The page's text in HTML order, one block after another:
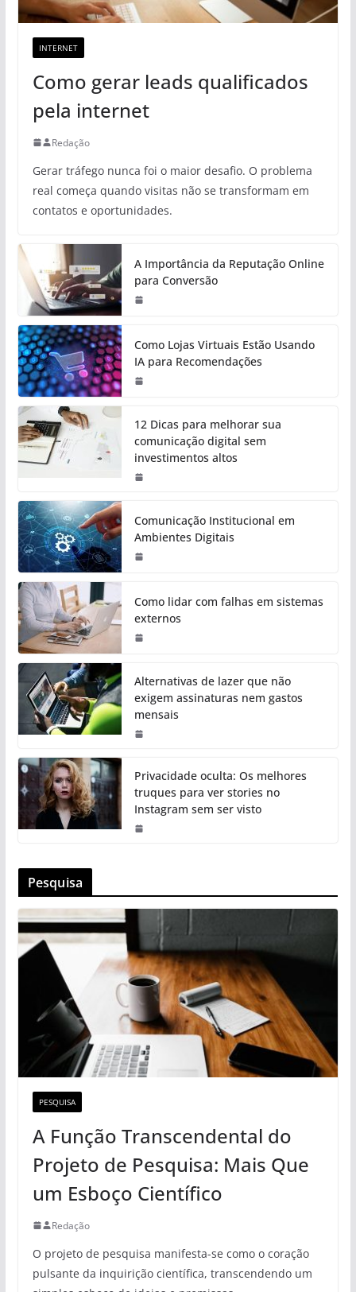
INTERNET
Como gerar leads qualificados
pela internet
Redação
Gerar tráfego nunca foi o maior desafio. O problema
real começa quando visitas não se transformam em
contatos e oportunidades.
A Importância da Reputação Online
para Conversão
Como Lojas Virtuais Estão Usando
IA para Recomendações
12 Dicas para melhorar sua
comunicação digital sem
investimentos altos
Comunicação Institucional em
Ambientes Digitais
Como lidar com falhas em sistemas
externos
Alternativas de lazer que não
exigem assinaturas nem gastos
mensais
Privacidade oculta: Os melhores
truques para ver stories no
Instagram sem ser visto
Pesquisa
PESQUISA
A Função Transcendental do
Projeto de Pesquisa: Mais Que
um Esboço Científico
Redação
O projeto de pesquisa manifesta-se como o coração
pulsante da inquirição científica, transcendendo um